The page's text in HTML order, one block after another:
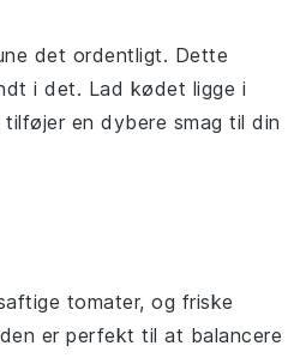
det ordentligt. Dette
i det. Lad kødet ligge i
en dybere smag til din
tomater, og friske
er perfekt til at balancere